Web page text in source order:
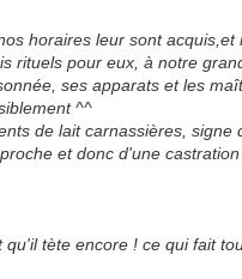
horaires leur sont acquis,et
rituels pour eux, à notre
ses apparats et les
^^
de lait carnassières, signe
et donc d'une
qu'il tète encore ! ce qui fait